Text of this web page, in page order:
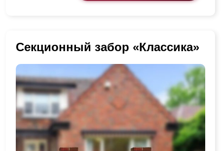
Секционный забор «Классика»